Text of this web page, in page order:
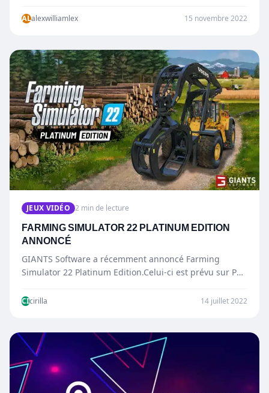
Edition de Farming Simulator 22.…
ALalexwilliamlex 15 novembre 2022
JEUX VIDÉO 2 min de lecture
FARMING SIMULATOR 22 PLATINUM EDITION
ANNONCÉ
GIANTS Software a récemment annoncé Farming
Simulator 22 Platinum Edition.Celui-ci est prévu sur PC,
CIcirilla 14 juillet 2022